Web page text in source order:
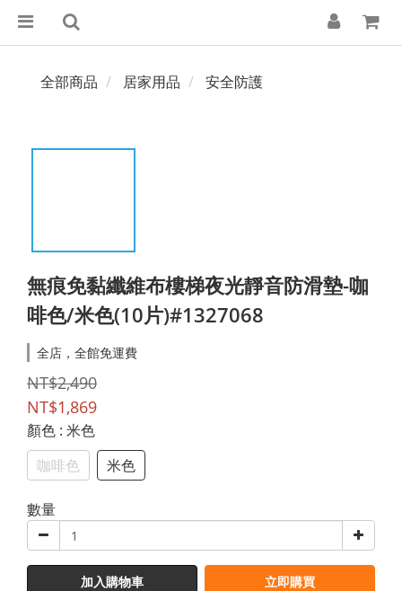
全部商品 居家用品 安全防護
無痕免黏纖維布樓梯夜光靜音防滑墊-咖
啡色/米色(10片)#1327068
全店，全館免運費
NT$2,490
NT$1,869
顏色 : 米色
咖啡色
米色
數量
加入購物車 立即購買